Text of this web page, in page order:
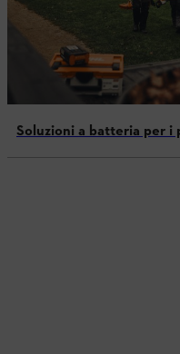
Soluzioni a batteria per i